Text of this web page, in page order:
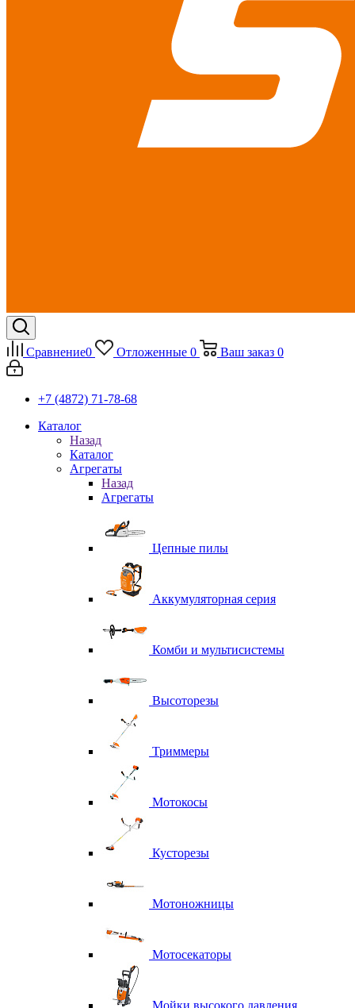
Сравнение0 Отложенные 0 Ваш заказ 0
+7 (4872) 71-78-68
Каталог
Назад
Каталог
Агрегаты
Назад
Агрегаты
Цепные пилы
Аккумуляторная серия
Комби и мультисистемы
Высоторезы
Триммеры
Мотокосы
Кусторезы
Мотоножницы
Мотосекаторы
Мойки высокого давления